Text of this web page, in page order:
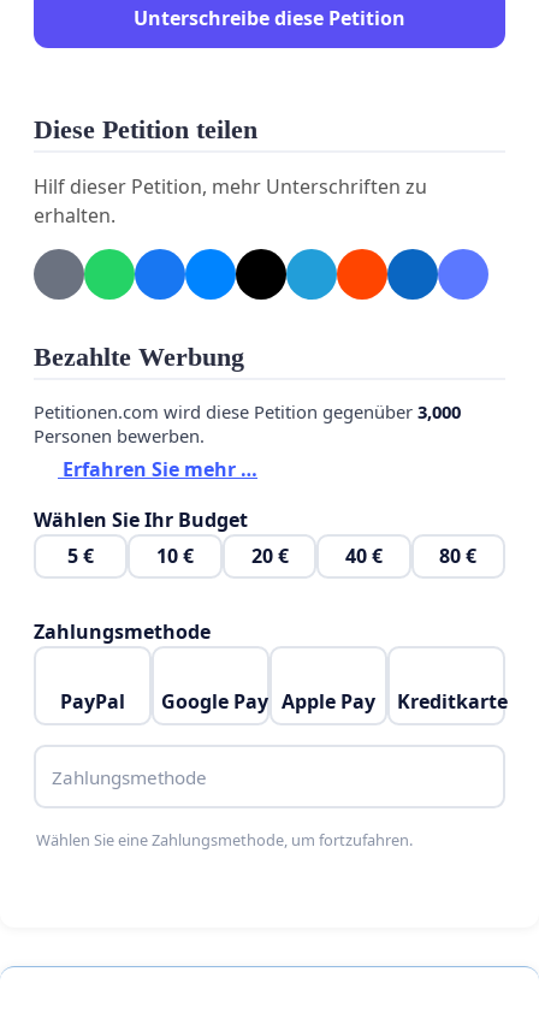
Unterschreibe diese Petition
Diese Petition teilen
Hilf dieser Petition, mehr Unterschriften zu
erhalten.
Bezahlte Werbung
Petitionen.com wird diese Petition gegenüber 3,000
Personen bewerben.
Erfahren Sie mehr …
Wählen Sie Ihr Budget
5 €
10 € 20 € 40 € 80 €
Zahlungsmethode
PayPal Google Pay Apple Pay Kreditkarte
Zahlungsmethode
Wählen Sie eine Zahlungsmethode, um fortzufahren.